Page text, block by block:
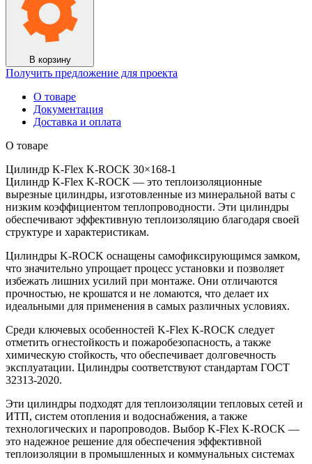
ROCK
30x168-
В корзину
Получить предложение для проекта
О товаре
Документация
Доставка и оплата
О товаре
Цилиндр K-Flex K-ROCK 30×168-1
Цилиндр K-Flex K-ROCK — это теплоизоляционные
вырезные цилиндры, изготовленные из минеральной ваты с
низким коэффициентом теплопроводности. Эти цилиндры
обеспечивают эффективную теплоизоляцию благодаря своей
структуре и характеристикам.
Цилиндры K-ROCK оснащены самофиксирующимся замком,
что значительно упрощает процесс установки и позволяет
избежать лишних усилий при монтаже. Они отличаются
прочностью, не крошатся и не ломаются, что делает их
идеальными для применения в самых различных условиях.
Среди ключевых особенностей K-Flex K-ROCK следует
отметить огнестойкость и пожаробезопасность, а также
химическую стойкость, что обеспечивает долговечность
эксплуатации. Цилиндры соответствуют стандартам ГОСТ
32313-2020.
Эти цилиндры подходят для теплоизоляции тепловых сетей и
ИТП, систем отопления и водоснабжения, а также
технологических и паропроводов. Выбор K-Flex K-ROCK —
это надежное решение для обеспечения эффективной
теплоизоляции в промышленных и коммунальных системах